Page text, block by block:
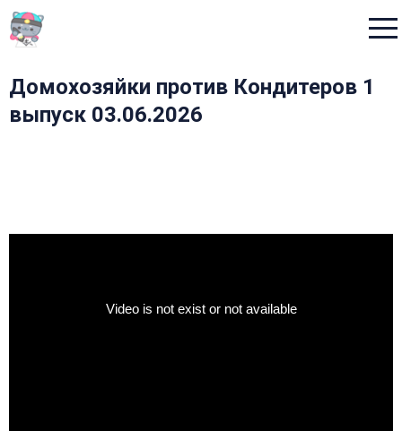
Домохозяйки против Кондитеров 1
выпуск 03.06.2026